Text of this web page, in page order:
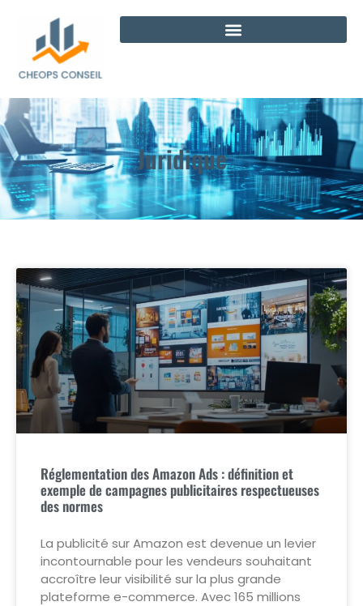
Juridique
Réglementation des Amazon Ads : définition et
exemple de campagnes publicitaires respectueuses
des normes
La publicité sur Amazon est devenue un levier
incontournable pour les vendeurs souhaitant
accroître leur visibilité sur la plus grande
plateforme e-commerce. Avec 165 millions